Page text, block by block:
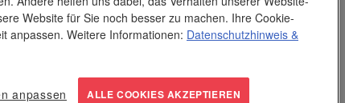
25
11.50 -
100
7.50
Website für Sie noch besser zu machen. Ihre Cookie-
anpassen. Weitere Informationen: Datenschutzhinweis &
anpassen ALLE COOKIES AKZEPTIEREN